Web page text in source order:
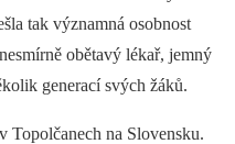
tak významná osobnost
obětavý lékař, jemný
generací svých žáků.
Topolčanech na Slovensku.